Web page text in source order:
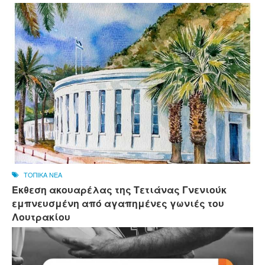
ΤΟΠΙΚΑ ΝΕΑ
Έκθεση ακουαρέλας της Τετιάνας Γνενιούκ
εμπνευσμένη από αγαπημένες γωνιές του
Λουτρακίου